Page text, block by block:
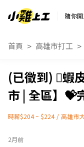
隨你
首頁 高雄市打工
🫟蝦
市 | 全區】💝
時薪$204 ~ $224 / 高雄市
2月前